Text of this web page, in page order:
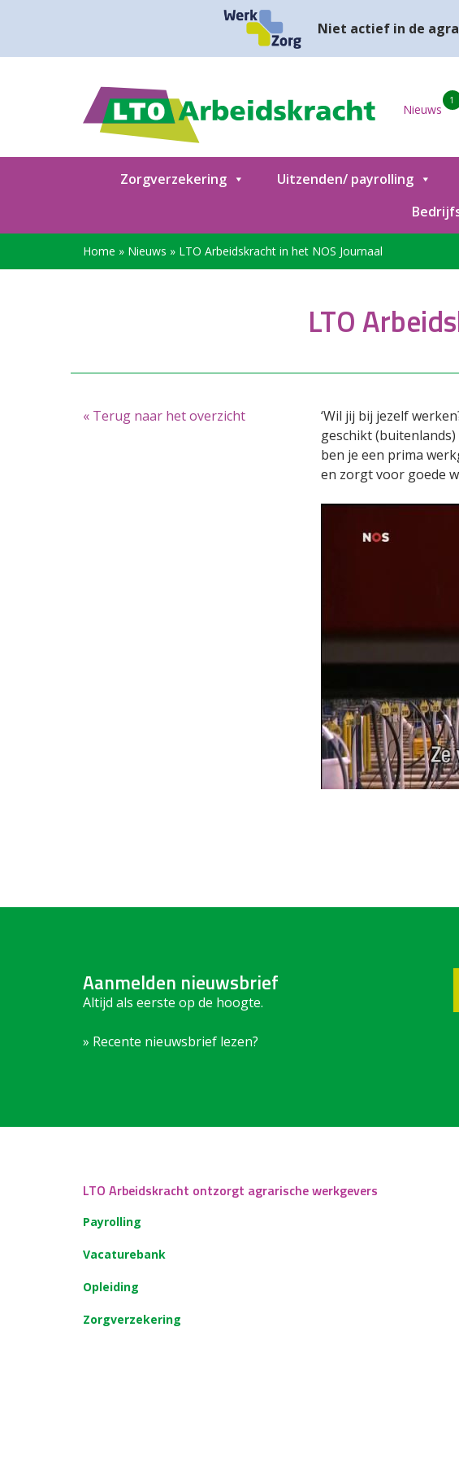
Niet actief in de
Nieuws
1
Zorgverzekering Uitzenden/ payrolling
Home » Nieuws » LTO Arbeidskracht in het NOS Journaal
LTO
« Terug naar het overzicht
‘Wil jij bij jezelf
geschikt
ben je een prima
en zorgt voor goede
Aanmelden nieuwsbrief
Altijd als eerste op de hoogte.
» Recente nieuwsbrief lezen?
LTO Arbeidskracht ontzorgt agrarische werkgevers
Payrolling
Vacaturebank
Opleiding
Zorgverzekering